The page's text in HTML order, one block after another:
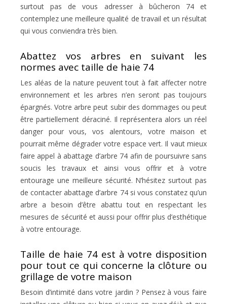
surtout pas de vous adresser à bûcheron 74 et
contemplez une meilleure qualité de travail et un résultat
qui vous conviendra très bien.
Abattez vos arbres en suivant les
normes avec taille de haie 74
Les aléas de la nature peuvent tout à fait affecter notre
environnement et les arbres n’en seront pas toujours
épargnés. Votre arbre peut subir des dommages ou peut
être partiellement déraciné. Il représentera alors un réel
danger pour vous, vos alentours, votre maison et
pourrait même dégrader votre espace vert. Il vaut mieux
faire appel à abattage d’arbre 74 afin de poursuivre sans
soucis les travaux et ainsi vous offrir et à votre
entourage une meilleure sécurité. N’hésitez surtout pas
de contacter abattage d’arbre 74 si vous constatez qu’un
arbre a besoin d’être abattu tout en respectant les
mesures de sécurité et aussi pour offrir plus d’esthétique
à votre entourage.
Taille de haie 74 est à votre disposition
pour tout ce qui concerne la clôture ou
grillage de votre maison
Besoin d’intimité dans votre jardin ? Pensez à vous faire